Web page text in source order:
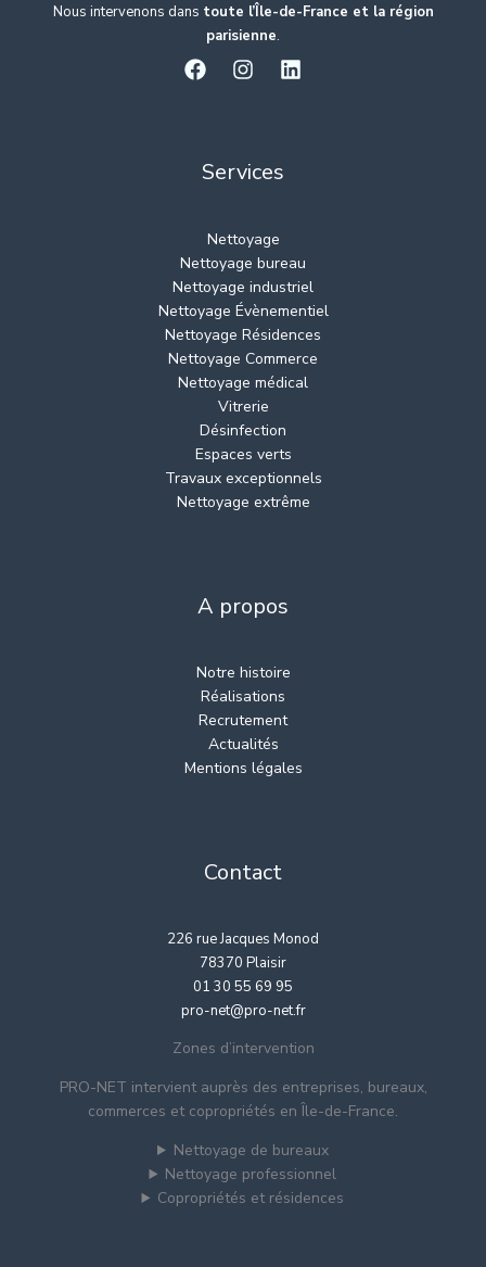
Nous intervenons dans toute l’Île-de-France et la région
parisienne.
Services
Nettoyage
Nettoyage bureau
Nettoyage industriel
Nettoyage Évènementiel
Nettoyage Résidences
Nettoyage Commerce
Nettoyage médical
Vitrerie
Désinfection
Espaces verts
Travaux exceptionnels
Nettoyage extrême
A propos
Notre histoire
Réalisations
Recrutement
Actualités
Mentions légales
Contact
226 rue Jacques Monod
78370 Plaisir
01 30 55 69 95
pro-net@pro-net.fr
Zones d’intervention
PRO-NET intervient auprès des entreprises, bureaux,
commerces et copropriétés en Île-de-France.
Nettoyage de bureaux
Nettoyage professionnel
Copropriétés et résidences